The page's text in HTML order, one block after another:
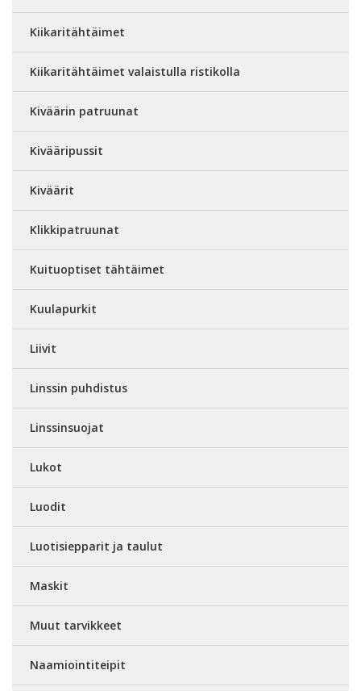
Kiikaritähtäimet
Kiikaritähtäimet valaistulla ristikolla
Kiväärin patruunat
Kivääripussit
Kiväärit
Klikkipatruunat
Kuituoptiset tähtäimet
Kuulapurkit
Liivit
Linssin puhdistus
Linssinsuojat
Lukot
Luodit
Luotisiepparit ja taulut
Maskit
Muut tarvikkeet
Naamiointiteipit